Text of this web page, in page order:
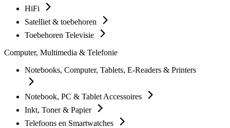
HiFi
Satelliet & toebehoren
Toebehoren Televisie
Computer, Multimedia & Telefonie
Notebooks, Computer, Tablets, E-Readers & Printers
Notebook, PC & Tablet Accessoires
Inkt, Toner & Papier
Telefoons en Smartwatches